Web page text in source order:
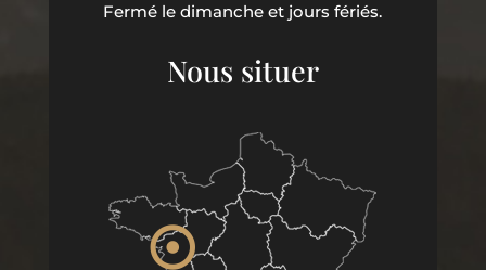
Fermé le dimanche et jours fériés.
Nous situer